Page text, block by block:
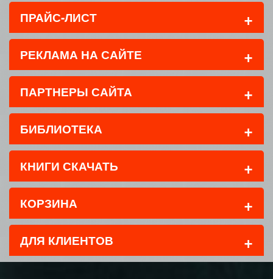
ПРАЙС-ЛИСТ +
РЕКЛАМА НА САЙТЕ +
ПАРТНЕРЫ САЙТА +
БИБЛИОТЕКА +
КНИГИ СКАЧАТЬ +
КОРЗИНА +
ДЛЯ КЛИЕНТОВ +